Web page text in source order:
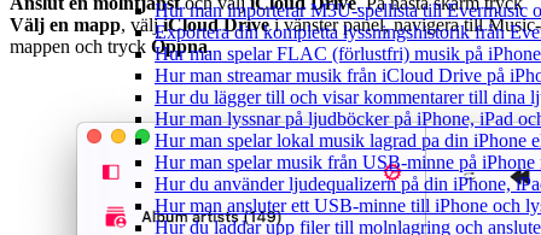
Hur man importerar M3U-spellista till Evermusic
Exportera din kompletta lyssningshistorik från
Hur man spelar FLAC (förlustfri) musik på iPhone
Hur man streamar musik från iCloud Drive på
Hur du lägger till och visar kommentarer till dina
Hur man lyssnar på ljudböcker på iPhone, iPad
Hur man spelar lokal musik lagrad pa din iPhone
Hur man spelar musik från USB-minne på
Hur du använder ljudequalizern på din iPhone,
Hur man ansluter ett USB-minne till iPhone och
Hur du laddar upp filer till molnlagring och
Välj en mapp, väljiCloud Drivei vänster panel, navigera till Music-
mappen och tryck Öppna.